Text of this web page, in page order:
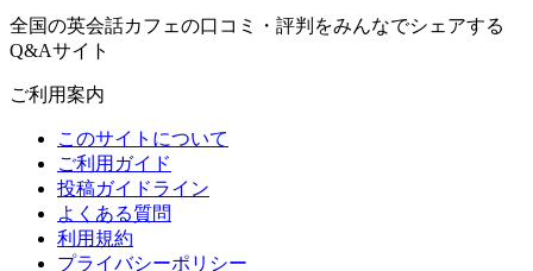
全国の英会話カフェの口コミ・評判をみんなでシェアする
Q&Aサイト
ご利用案内
このサイトについて
ご利用ガイド
投稿ガイドライン
よくある質問
利用規約
プライバシーポリシー